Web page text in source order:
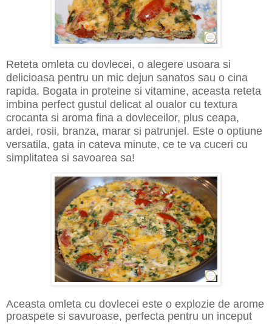
Reteta omleta cu dovlecei, o alegere usoara si
delicioasa pentru un mic dejun sanatos sau o cina
rapida. Bogata in proteine si vitamine, aceasta reteta
imbina perfect gustul delicat al oualor cu textura
crocanta si aroma fina a dovleceilor, plus ceapa,
ardei, rosii, branza, marar si patrunjel. Este o optiune
versatila, gata in cateva minute, ce te va cuceri cu
simplitatea si savoarea sa!
Aceasta omleta cu dovlecei este o explozie de arome
proaspete si savuroase, perfecta pentru un inceput